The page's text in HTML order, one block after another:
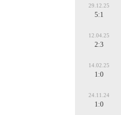
29.12.25
5:1
12.04.25
2:3
14.02.25
1:0
24.11.24
1:0